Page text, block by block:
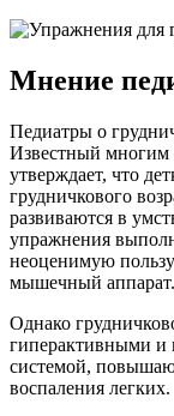
Мнение
Педиатры о
Известный многим
утверждает, что
грудничкового
развиваются в
упражнения
неоценимую
мышечный аппарат.
Однако
гиперактивными и
системой,
воспаления легких.